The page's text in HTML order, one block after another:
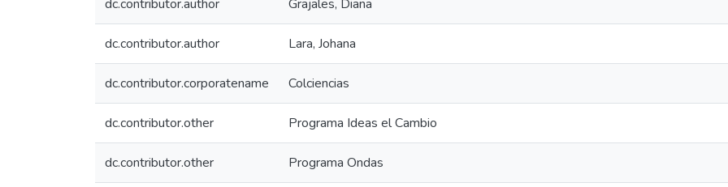
dc.contributor.author Grajales, Diana
dc.contributor.author Lara, Johana
dc.contributor.corporatename Colciencias
dc.contributor.other Programa Ideas el Cambio
dc.contributor.other Programa Ondas